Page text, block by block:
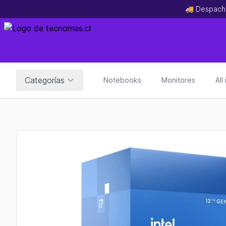
🚚
Categorías Notebooks Monitores All